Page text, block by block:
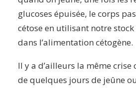
glucoses épuisée, le corps
cétose en utilisant notre
dans l’alimentation cétogène.
Il y a d’ailleurs la même
de quelques jours de jeûne